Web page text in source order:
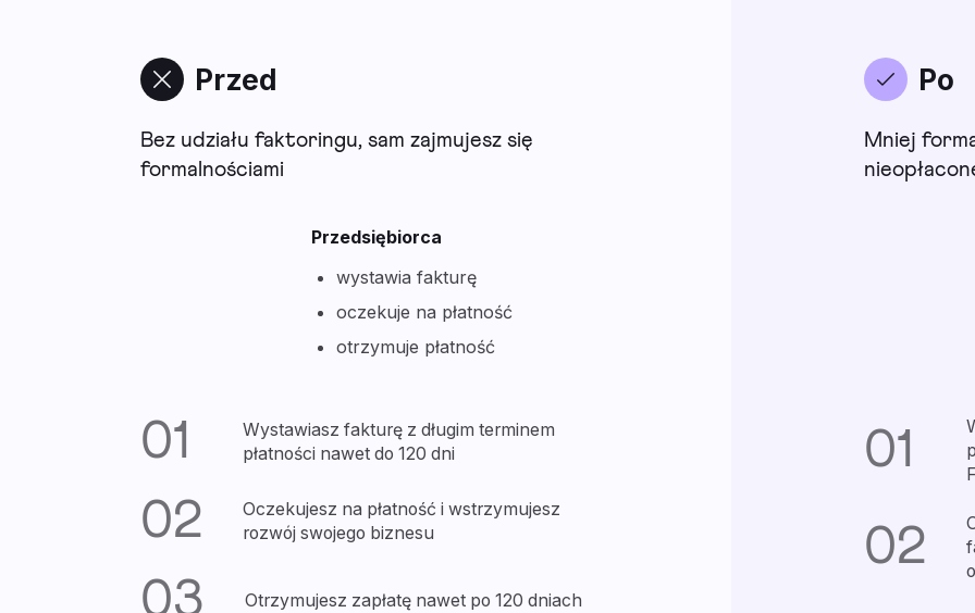
Przed
Bez udziału faktoringu, sam zajmujesz się
formalnościami
Przedsiębiorca
wystawia fakturę
oczekuje na płatność
otrzymuje płatność
01
Wystawiasz fakturę z długim terminem
płatności nawet do 120 dni
02
Oczekujesz na płatność i wstrzymujesz
rozwój swojego biznesu
03 Otrzymujesz zapłatę nawet po 120 dniach
Po
Mniej
01
02